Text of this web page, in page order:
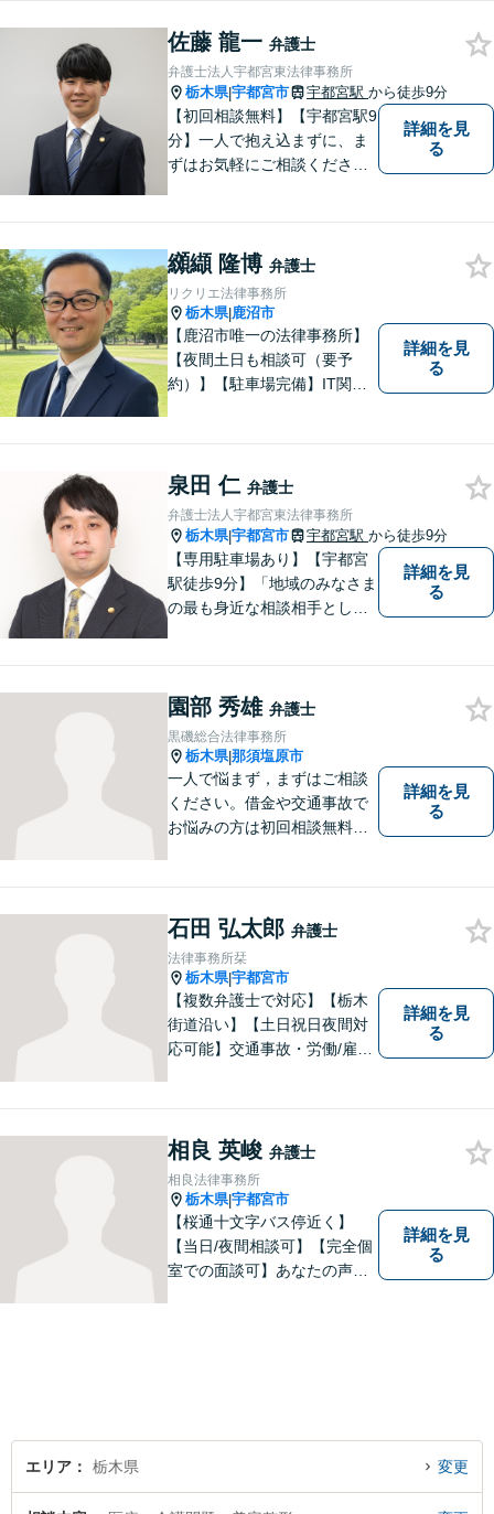
佐藤 龍一 弁護士
弁護士法人宇都宮東法律事務所
栃木県|宇都宮市 宇都宮駅 から徒歩9分
【初回相談無料】【宇都宮駅9
分】一人で抱え込まずに、ま
ずはお気軽にご相談くださ
詳細を見
る
纐纈 隆博 弁護士
リクリエ法律事務所
栃木県|鹿沼市
【鹿沼市唯一の法律事務所】
【夜間土日も相談可（要予
約）】【駐車場完備】IT関連
せ下さい。
詳細を見
る
泉田 仁 弁護士
弁護士法人宇都宮東法律事務所
栃木県|宇都宮市 宇都宮駅 から徒歩9分
【専用駐車場あり】【宇都宮
駅徒歩9分】「地域のみなさま
の最も身近な相談相手として
通事故／遺産相続／借金問題
／企業法務／離婚問題などさ
まざまな分野に力を入れてお
ります。
詳細を見
る
園部 秀雄 弁護士
黒磯総合法律事務所
栃木県|那須塩原市
一人で悩まず，まずはご相談
ください。借金や交通事故で
お悩みの方は初回相談無料で
詳細を見
る
石田 弘太郎 弁護士
法律事務所栞
栃木県|宇都宮市
【複数弁護士で対応】【栃木
街道沿い】【土日祝日夜間対
応可能】交通事故・労働/雇用
い。
詳細を見
る
相良 英峻 弁護士
相良法律事務所
栃木県|宇都宮市
【桜通十文字バス停近く】
【当日/夜間相談可】【完全個
室での面談可】あなたの声を
詳細を見
る
エリア 栃木県 変更